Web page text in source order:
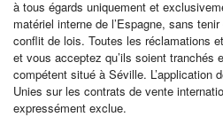
à tous égards uniquement et
matériel interne de l’Espagne, sans
conflit de lois. Toutes les réclamations
et vous acceptez qu’ils soient tranchés
compétent situé à Séville. L’application
Unies sur les contrats de vente
expressément exclue.